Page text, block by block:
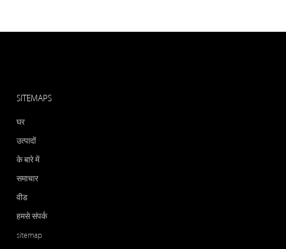
SITEMAPS
घर
उत्पादों
के बारे में
समाचार
वीड
हमसे संपर्क
sitemap